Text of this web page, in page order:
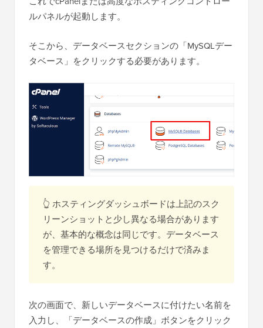
ルパネルが起動します。
そこから、データベースセクションの「MySQLデー
タベース」をクリックする必要があります。
👆 ホスティングダッシュボードは上記のスク
リーンショットと少し異なる場合があります
が、基本的な概念は同じです。データベース
を管理できる場所を見つけるだけで済みま
す。
次の画面で、新しいデータベースに付けたい名前を
入力し、「データベースの作成」ボタンをクリック